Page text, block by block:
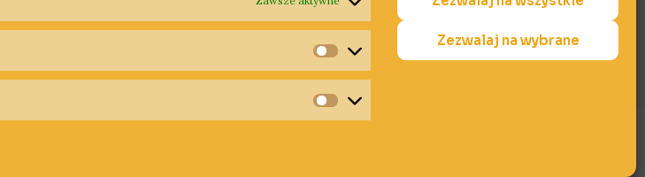
Statystyki
Zezwalaj na wybrane
Następny Wpis